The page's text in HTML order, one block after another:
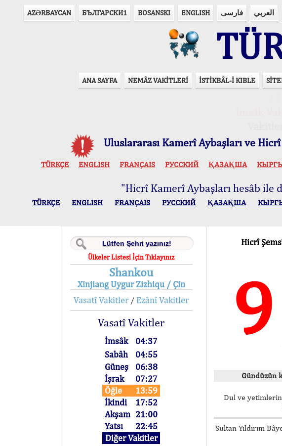
AZӘRBAYCAN БЪЛГАРСКИ1 BOSANSKI ENGLISH فارسی العربي
ANA SAYFA NEMÂZ VAKİTLERİ İSTİKBÂL-İ KIBLE
Uluslararası Kamerî Aybaşları ve
TÜRKÇE ENGLISH FRANÇAIS РУССКИЙ ҚАЗАҚША
"Hicrî Kamerî Aybaşları hesâb ile
TÜRKÇE ENGLISH FRANÇAIS РУССКИЙ ҚАЗАҚША
Ülkeler Listesi İçin Tıklayınız
Shankou
Xinjiang Uygur Zizhiqu / Çin
Vasatî Vakitler/ Ezânî Vakitler
Vasatî Vakitler
İmsâk
04:37
Sabâh
04:55
Güneş
06:38
İşrak
07:27
Öğle
13:59
İkindi
17:52
Akşam 21:00
Yatsı
22:45
Diğer Vakitler
Hicrî
9
Gündüzün
Dul ve
Sultan Yıldırım